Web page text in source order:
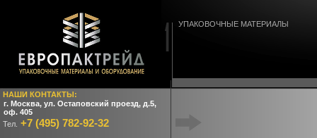
НАШИ КОНТАКТЫ:
г. Москва, ул. Остаповский проезд, д.5,
оф. 405
Тел. +7 (495) 782-92-32
УПАКОВОЧНЫЕ МАТЕРИАЛЫ